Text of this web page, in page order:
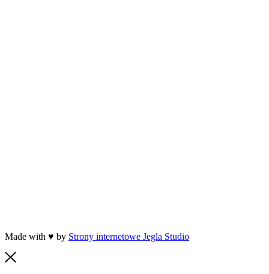
Made with ♥ by Strony internetowe Jegla Studio